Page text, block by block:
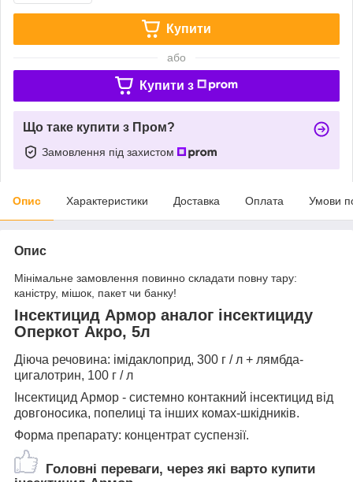
Купити
або
Купити з
Що таке купити з Пром?
Замовлення під захистом
Опис Характеристики Доставка Оплата Умови
Опис
Мінімальне замовлення повинно складати повну тару:
каністру, мішок, пакет чи банку!
Інсектицид Армор аналог інсектициду
Оперкот Акро, 5л
Діюча речовина: імідаклоприд, 300 г / л + лямбда-
цигалотрин, 100 г / л
Інсектицид Армор - системно контакний інсектицид від
довгоносика, попелиці та інших комах-шкідників.
Форма препарату: концентрат суспензії.
Головні переваги, через які варто купити